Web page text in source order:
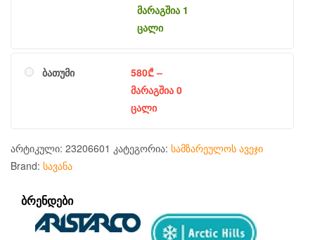
მარაგშია 1
ცალი
ბათუმი 580₾–
მარაგშია 0
ცალი
არტიკული: 23206601 კატეგორია: სამზარეულოს ავეჯი
Brand: სავანა
ᲑᲠᲔᲜᲓᲔᲑᲘ